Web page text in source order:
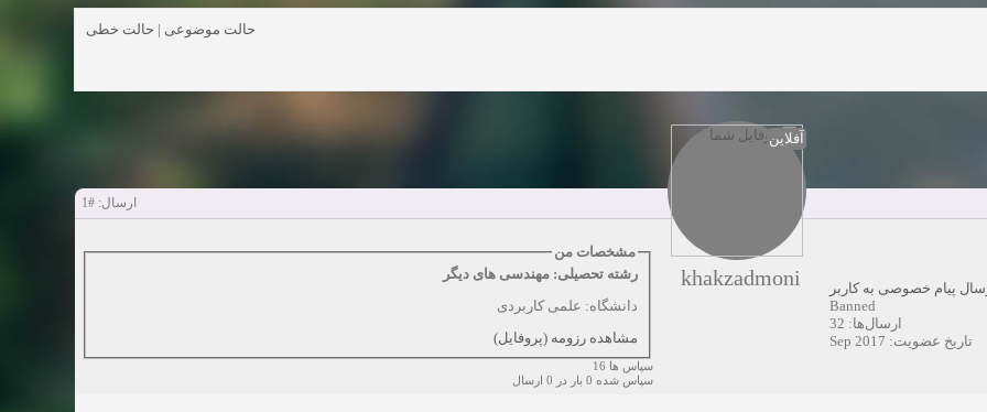
آزاد مشاهده:0 زمان:02-26-2025
زمان:10-21-2024
دعوت به همکاری مشاهده:0 زمان:10-11-2024
حالت موضوعی | حالت خطی
ارسال:#1
آفلاین
khakzadmoni
پیام خصوصی به کاربر
Banned
ارسال‌ها: 32
تاریخ عضویت: Sep 2017
مشخصات من
رشته تحصیلی: مهندسی های دیگر
دانشگاه: علمی کاربردی
مشاهده رزومه (پروفایل)
سپاس ها 16
سپاس شده 0 بار در 0 ارسال